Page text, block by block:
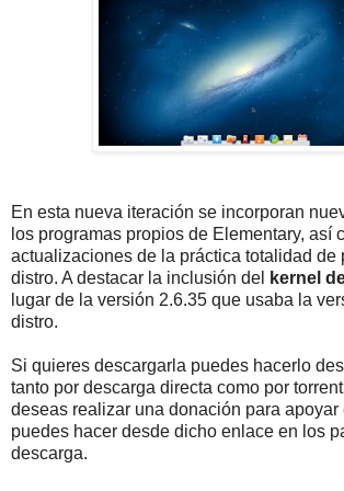
En esta nueva iteración se incorporan
los programas propios de Elementary, así
actualizaciones de la práctica totalidad de
distro. A destacar la inclusión del
kernel
lugar de la versión 2.6.35 que usaba la
distro.
Si quieres descargarla puedes hacerlo
tanto por descarga directa como por
deseas realizar una donación para apoyar
puedes hacer desde dicho enlace en los
descarga.